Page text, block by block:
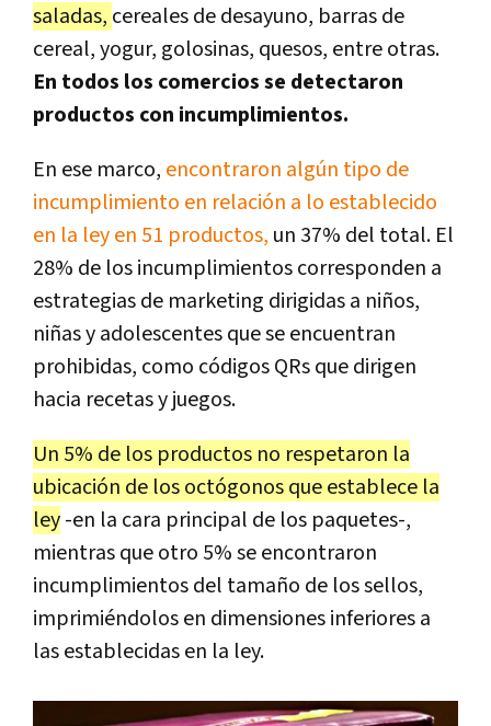
saladas, cereales de desayuno, barras de
cereal, yogur, golosinas, quesos, entre otras.
En todos los comercios se detectaron
productos con incumplimientos.
En ese marco, encontraron algún tipo de
incumplimiento en relación a lo establecido
en la ley en 51 productos, un 37% del total. El
28% de los incumplimientos corresponden a
estrategias de marketing dirigidas a niños,
niñas y adolescentes que se encuentran
prohibidas, como códigos QRs que dirigen
hacia recetas y juegos.
Un 5% de los productos no respetaron la
ubicación de los octógonos que establece la
ley-en la cara principal de los paquetes-,
mientras que otro 5% se encontraron
incumplimientos del tamaño de los sellos,
imprimiéndolos en dimensiones inferiores a
las establecidas en la ley.